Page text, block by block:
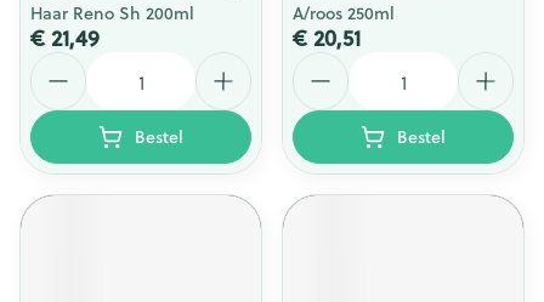
Haar Reno Sh 200ml
€ 21,49
Bestel
A/roos 250ml
€ 20,51
Bestel